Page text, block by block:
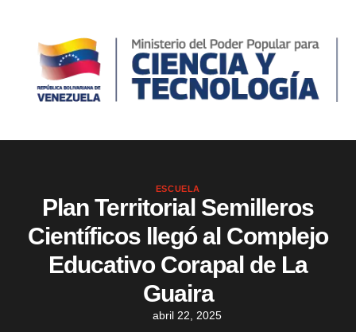
ESCUELA
Plan Territorial Semilleros
Científicos llegó al Complejo
Educativo Corapal de La
Guaira
abril 22, 2025